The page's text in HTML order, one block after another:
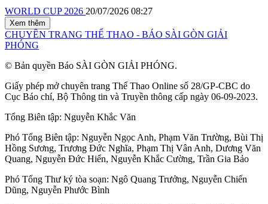
WORLD CUP 2026 20/07/2026 08:27
Xem thêm
CHUYÊN TRANG THỂ THAO - BÁO SÀI GÒN GIẢI
PHÓNG
© Bản quyền Báo SÀI GÒN GIẢI PHÓNG.
Giấy phép mở chuyên trang Thể Thao Online số 28/GP-CBC do
Cục Báo chí, Bộ Thông tin và Truyền thông cấp ngày 06-09-2023.
Tổng Biên tập: Nguyễn Khắc Văn
Phó Tổng Biên tập: Nguyễn Ngọc Anh, Phạm Văn Trường, Bùi Thị
Hồng Sương, Trương Đức Nghĩa, Phạm Thị Vân Anh, Dương Văn
Quang, Nguyễn Đức Hiển, Nguyễn Khắc Cường, Trần Gia Bảo
Phó Tổng Thư ký tòa soạn: Ngô Quang Trưởng, Nguyễn Chiến
Dũng, Nguyễn Phước Bình